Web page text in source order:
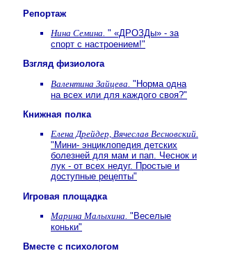
Репортаж
Нина Семина. " «ДРОЗДы» - за
спорт с настроением!"
Взгляд физиолога
Валентина Зайцева. "Норма одна
на всех или для каждого своя?"
Книжная полка
Елена Дрейдер, Вячеслав Весновский.
"Мини- энциклопедия детских
болезней для мам и пап. Чеснок и
лук - от всех недуг. Простые и
доступные рецепты"
Игровая площадка
Марина Малыхина. "Веселые
коньки"
Вместе с психологом